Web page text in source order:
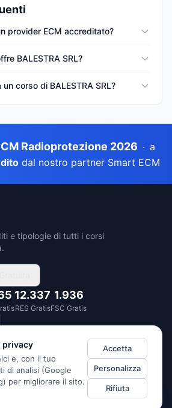
provider ECM accreditato?
BALESTRA SRL?
corso di BALESTRA SRL?
Radioprotezione 2026 · a
dal nostro partner Smart ECM
e tipologie di tutti i corsi
12.337
RES Gratis
1.936
FSC Gratis
14522760967·Via Monte Santo 1/3, 20124
Preferenze cookie
privacy
e, con il tuo
di analisi (Google
per migliorare il sito.
Accetta
Personalizza
Rifiuta